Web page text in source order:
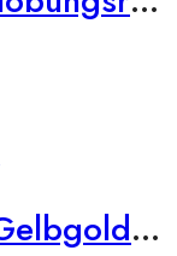
375er Verlobungsring Gelbgold 0,05 ct.